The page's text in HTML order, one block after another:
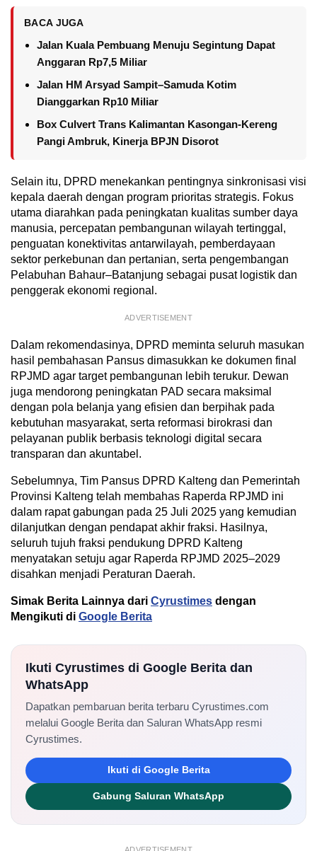
BACA JUGA
Jalan Kuala Pembuang Menuju Segintung Dapat
Anggaran Rp7,5 Miliar
Jalan HM Arsyad Sampit–Samuda Kotim
Dianggarkan Rp10 Miliar
Box Culvert Trans Kalimantan Kasongan-Kereng
Pangi Ambruk, Kinerja BPJN Disorot
Selain itu, DPRD menekankan pentingnya sinkronisasi visi
kepala daerah dengan program prioritas strategis. Fokus
utama diarahkan pada peningkatan kualitas sumber daya
manusia, percepatan pembangunan wilayah tertinggal,
penguatan konektivitas antarwilayah, pemberdayaan
sektor perkebunan dan pertanian, serta pengembangan
Pelabuhan Bahaur–Batanjung sebagai pusat logistik dan
penggerak ekonomi regional.
ADVERTISEMENT
Dalam rekomendasinya, DPRD meminta seluruh masukan
hasil pembahasan Pansus dimasukkan ke dokumen final
RPJMD agar target pembangunan lebih terukur. Dewan
juga mendorong peningkatan PAD secara maksimal
dengan pola belanja yang efisien dan berpihak pada
kebutuhan masyarakat, serta reformasi birokrasi dan
pelayanan publik berbasis teknologi digital secara
transparan dan akuntabel.
Sebelumnya, Tim Pansus DPRD Kalteng dan Pemerintah
Provinsi Kalteng telah membahas Raperda RPJMD ini
dalam rapat gabungan pada 25 Juli 2025 yang kemudian
dilanjutkan dengan pendapat akhir fraksi. Hasilnya,
seluruh tujuh fraksi pendukung DPRD Kalteng
menyatakan setuju agar Raperda RPJMD 2025–2029
disahkan menjadi Peraturan Daerah.
Simak Berita Lainnya dari Cyrustimes dengan
Mengikuti di Google Berita
Ikuti Cyrustimes di Google Berita dan
WhatsApp
Dapatkan pembaruan berita terbaru Cyrustimes.com
melalui Google Berita dan Saluran WhatsApp resmi
Cyrustimes.
Ikuti di Google Berita
Gabung Saluran WhatsApp